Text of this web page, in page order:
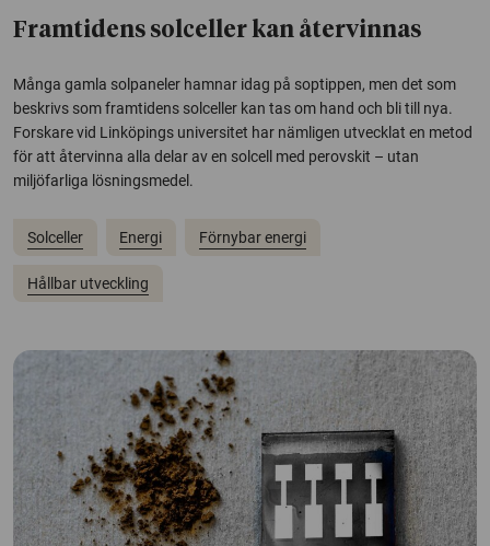
Framtidens solceller kan återvinnas
Många gamla solpaneler hamnar idag på soptippen, men det som
beskrivs som framtidens solceller kan tas om hand och bli till nya.
Forskare vid Linköpings universitet har nämligen utvecklat en metod
för att återvinna alla delar av en solcell med perovskit – utan
miljöfarliga lösningsmedel.
Solceller Energi Förnybar energi
Hållbar utveckling